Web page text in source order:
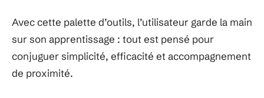
Avec cette palette d’outils, l’utilisateur garde la main
sur son apprentissage : tout est pensé pour
conjuguer simplicité, efficacité et accompagnement
de proximité.